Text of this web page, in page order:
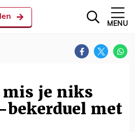
MENU
je niks
bekerduel met